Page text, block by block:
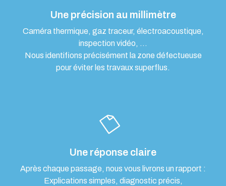
Une précision au millimètre
Caméra thermique, gaz traceur, électroacoustique,
inspection vidéo, …
Nous identifions précisément la zone défectueuse
pour éviter les travaux superflus.
Une réponse claire
Après chaque passage, nous vous livrons un rapport :
Explications simples, diagnostic précis,